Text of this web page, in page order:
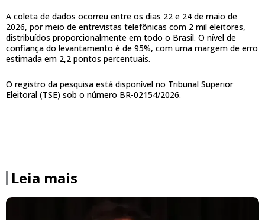
A coleta de dados ocorreu entre os dias 22 e 24 de maio de
2026, por meio de entrevistas telefônicas com 2 mil eleitores,
distribuídos proporcionalmente em todo o Brasil. O nível de
confiança do levantamento é de 95%, com uma margem de erro
estimada em 2,2 pontos percentuais.
O registro da pesquisa está disponível no Tribunal Superior
Eleitoral (TSE) sob o número BR-02154/2026.
Leia mais